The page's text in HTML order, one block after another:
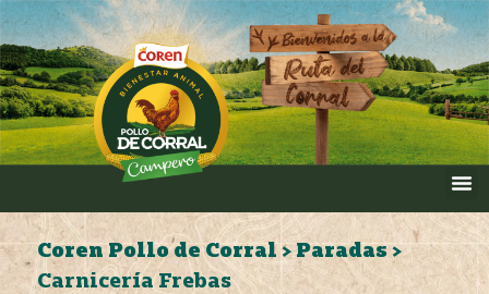
Coren Pollo de Corral>Paradas>
Carnicería Frebas